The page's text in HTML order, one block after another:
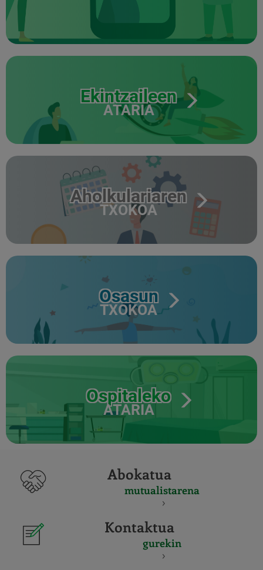
Ekintzaileen
ATARIA
Aholkulariaren
TXOKOA
Osasun
TXOKOA
Ospitaleko
ATARIA
Abokatua
mutualistarena
Kontaktua
gurekin